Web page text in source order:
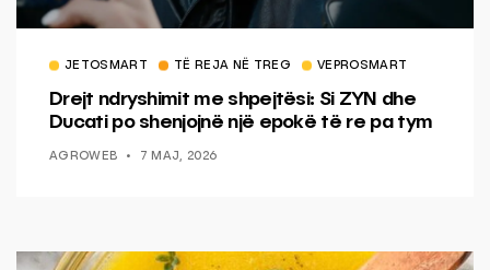
JETOSMART TË REJA NË TREG VEPROSMART
Drejt ndryshimit me shpejtësi: Si ZYN dhe
Ducati po shenjojnë një epokë të re pa tym
AGROWEB 7 MAJ, 2026